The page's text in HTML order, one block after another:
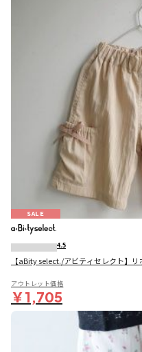
SALE
4.5
【aBity select./アビティセレクト】
アウトレット価格
￥1,705